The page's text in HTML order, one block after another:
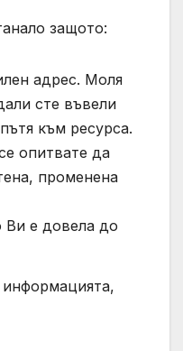
защото:
адрес. Моля
сте въвели
към ресурса.
опитвате да
променена
Ви е довела до